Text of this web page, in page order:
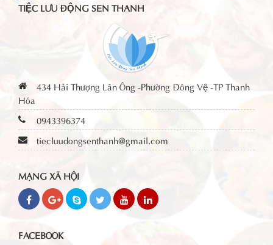
TIỆC LƯU ĐỘNG SEN THANH
434 Hải Thượng Lãn Ông -Phường Đông Vệ -TP Thanh
Hóa
0943396374
tiecluudongsenthanh@gmail.com
MẠNG XÃ HỘI
FACEBOOK